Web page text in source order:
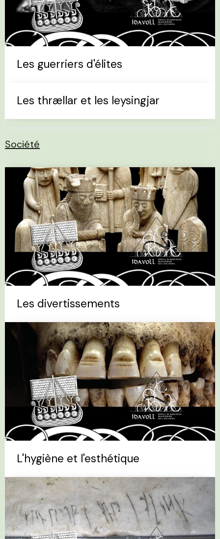
Les guerriers d'élites
Les thrællar et les leysingjar
Société
Les divertissements
L'hygiène et l'esthétique